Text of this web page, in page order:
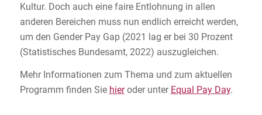
Kultur. Doch auch eine faire Entlohnung in allen
anderen Bereichen muss nun endlich erreicht werden,
um den Gender Pay Gap (2021 lag er bei 30 Prozent
(Statistisches Bundesamt, 2022) auszugleichen.
Mehr Informationen zum Thema und zum aktuellen
Programm finden Sie hieroder unter Equal Pay Day.